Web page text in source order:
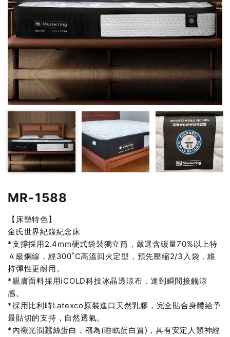
MR-1588
【床墊特色】
金氏世界紀錄紀念床
*支撐採用2.4mm硬式袋裝獨立筒，嚴選含碳量70%以上特
Ａ級鋼線，經300˚C高溫回火定型，預先壓縮2/3入袋，維
持彈性更耐用。
*親膚面料採用iCOLD科技冰晶透涼布，達到瞬間接觸涼
感。
*採用比利時Latexco原裝進口天然乳膠，完全貼合身體給予
最貼切的支持，自然透氣。
*內襯光潤蠶絲蛋白，稱為(睡眠蛋白質)，具有安定人類神經